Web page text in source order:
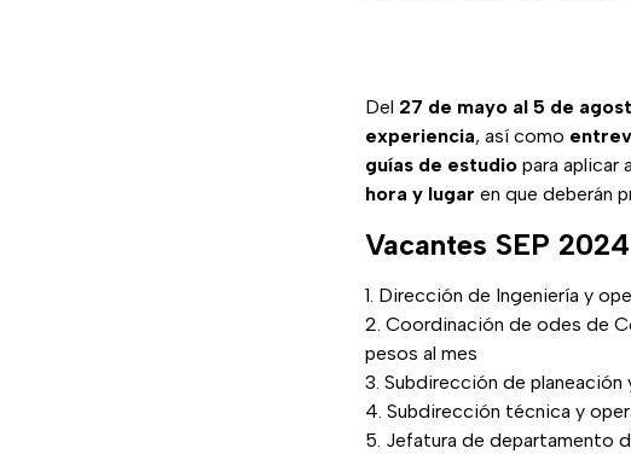
Del 27 de mayo al 5 de
experiencia, así como
guías de estudio para aplicar
hora y lugar en que deberán
Vacantes SEP 2024
Dirección de Ingeniería y
Coordinación de odes de
pesos al mes
Subdirección de planeación
Subdirección técnica y
Jefatura de departamento